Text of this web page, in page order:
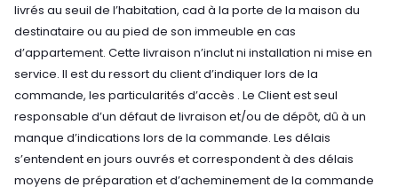
livrés au seuil de l’habitation, cad à la porte de la maison du
destinataire ou au pied de son immeuble en cas
d’appartement. Cette livraison n’inclut ni installation ni mise en
service. Il est du ressort du client d’indiquer lors de la
commande, les particularités d’accès . Le Client est seul
responsable d’un défaut de livraison et/ou de dépôt, dû à un
manque d’indications lors de la commande. Les délais
s’entendent en jours ouvrés et correspondent à des délais
moyens de préparation et d’acheminement de la commande